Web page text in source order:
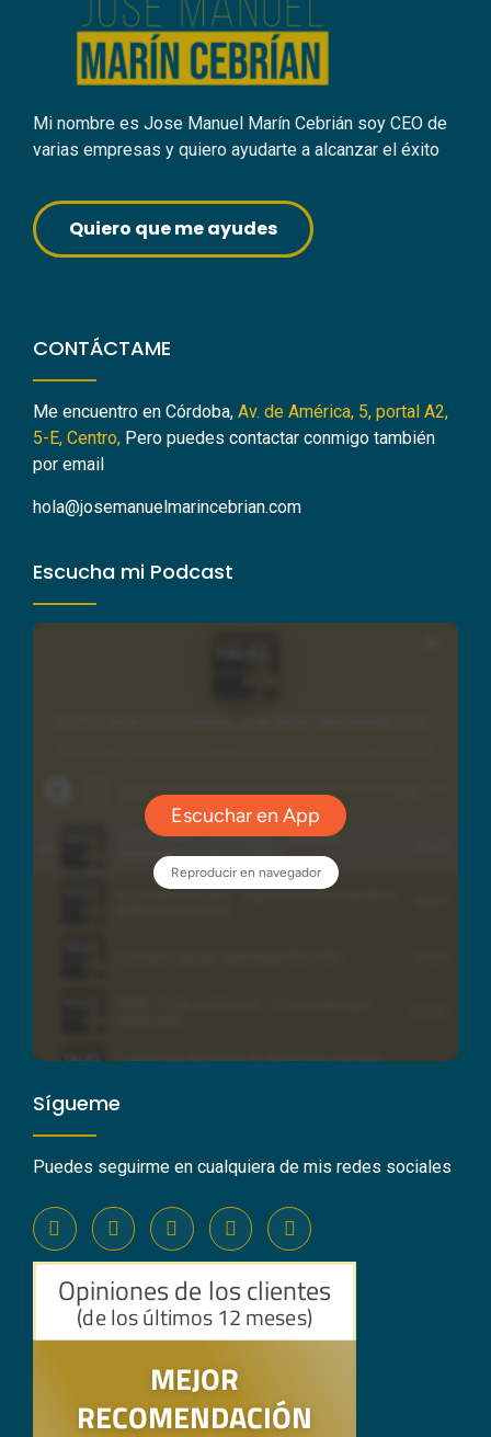
Mi nombre es Jose Manuel Marín Cebrián soy CEO de
varias empresas y quiero ayudarte a alcanzar el éxito
Quiero que me ayudes
CONTÁCTAME
Me encuentro en Córdoba, Av. de América, 5, portal A2,
5-E, Centro, Pero puedes contactar conmigo también
por email
hola@josemanuelmarincebrian.com
Escucha mi Podcast
Sígueme
Puedes seguirme en cualquiera de mis redes sociales